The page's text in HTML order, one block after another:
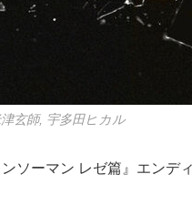
玄師, 宇多田ヒカル
ソーマン レゼ篇』エンデ